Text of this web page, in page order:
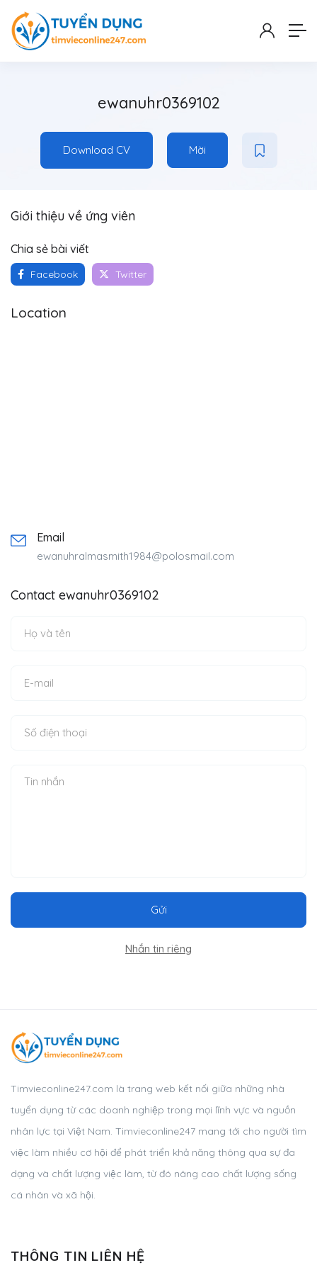
ewanuhr0369102
Download CV Mời
Giới thiệu về ứng viên
Chia sẻ bài viết
Facebook Twitter
Location
Email
ewanuhralmasmith1984@polosmail.com
Contact ewanuhr0369102
Gửi
Nhắn tin riêng
Timvieconline247.com là trang web kết nối giữa những nhà
tuyển dụng từ các doanh nghiệp trong mọi lĩnh vực và nguồn
nhân lực tại Việt Nam. Timvieconline247 mang tới cho người tìm
việc làm nhiều cơ hội để phát triển khả năng thông qua sự đa
dạng và chất lượng việc làm, từ đó nâng cao chất lượng sống
cá nhân và xã hội.
THÔNG TIN LIÊN HỆ